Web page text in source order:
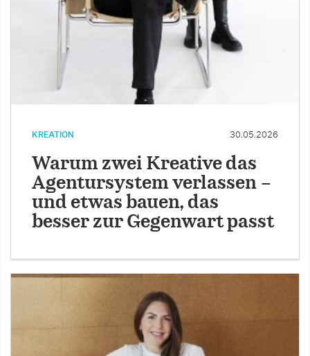
KREATION 30.05.2026
Warum zwei Kreative das
Agentursystem verlassen –
und etwas bauen, das
besser zur Gegenwart passt